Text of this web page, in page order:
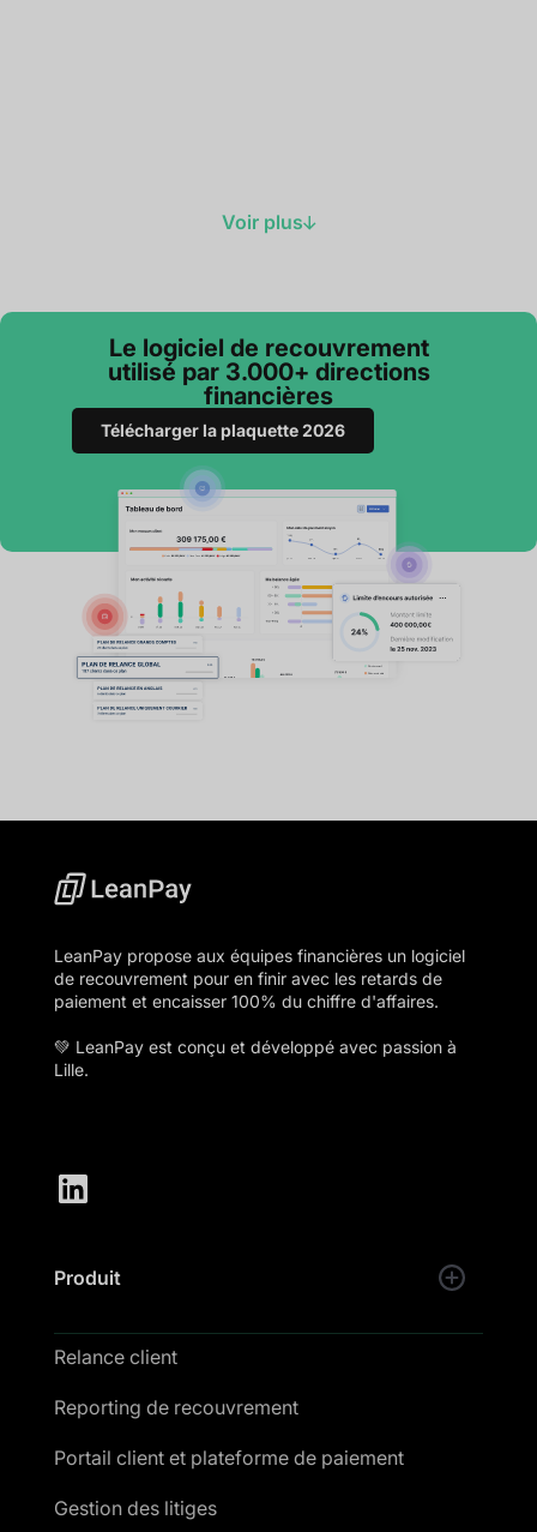
Voir plus
Le logiciel de recouvrement
utilisé par 3.000+ directions
financières
Télécharger la plaquette 2026
LeanPay propose aux équipes financières un logiciel
de recouvrement pour en finir avec les retards de
paiement et encaisser 100% du chiffre d'affaires.
💚 LeanPay est conçu et développé avec passion à
Lille.
Produit
Relance client
Reporting de recouvrement
Portail client et plateforme de paiement
Gestion des litiges